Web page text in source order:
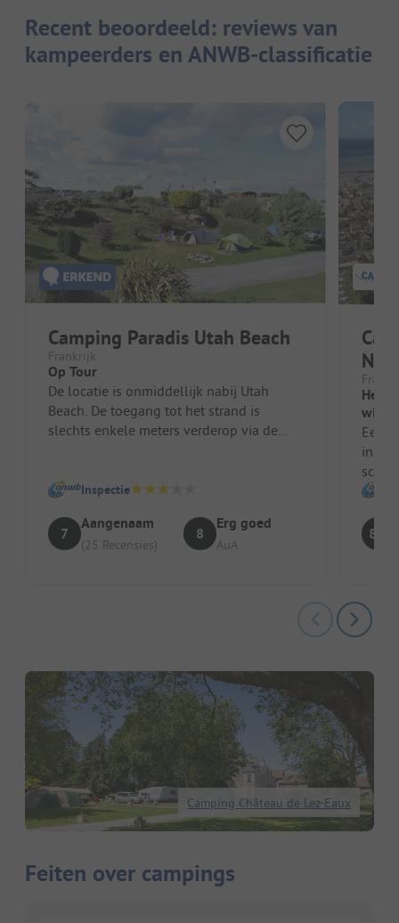
Recent beoordeeld: reviews van
kampeerders en ANWB-classificatie
Camping Paradis Utah Beach
Frankrijk
Op Tour
De locatie is onmiddellijk nabij Utah
Beach. De toegang tot het strand is
slechts enkele meters verderop via de
Inspectie
7
Aangenaam
(25 Recensies)
8
Erg goed
AuA
Alles
8.2
Camping Château de Lez-Eaux
Feiten over campings